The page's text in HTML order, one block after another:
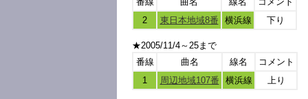
2
東日本地域8番 横浜線 下り
★2005/11/4～25まで
番線
曲名 線名
コメント
1
周辺地域107番 横浜線 上り